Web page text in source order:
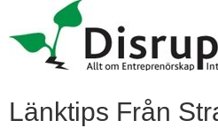
Länktips Från